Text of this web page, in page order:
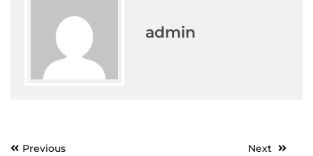
admin
PostPrevious Next